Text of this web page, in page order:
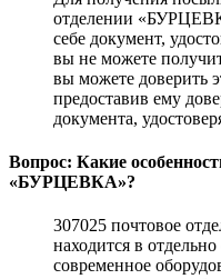
отделении
себе документ,
вы не можете
вы можете доверить
предоставив ему
документа,
Вопрос: Какие
«БУРЦЕВКА»?
307025 почтовое
находится в
современное